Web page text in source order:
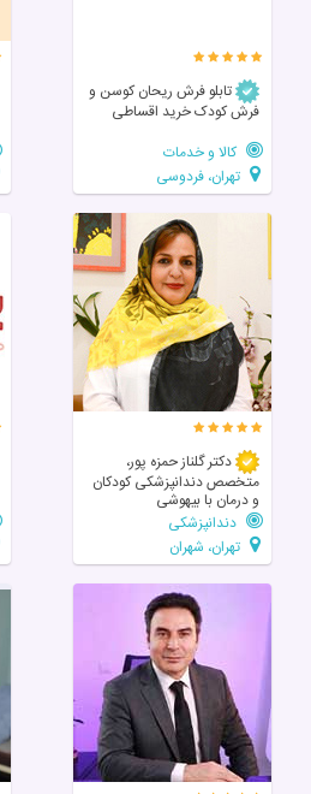
تابلو فرش ریحان کوسن و
فرش کودک خرید اقساطی
کالا و خدمات
تهران، فردوسی
دکتر گلناز حمزه پور،
متخصص دندانپزشکی کودکان
و درمان با بیهوشی
دندانپزشکی
تهران، شهران